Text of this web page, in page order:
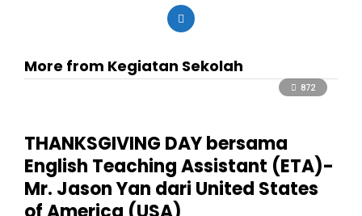
More from Kegiatan Sekolah
872
THANKSGIVING DAY bersama
English Teaching Assistant (ETA)-
Mr. Jason Yan dari United States